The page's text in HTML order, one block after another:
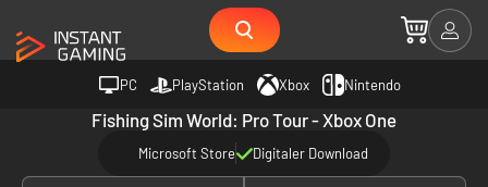
PC PlayStation Xbox Nintendo
Fishing Sim World: Pro Tour - Xbox One
Microsoft Store Digitaler Download